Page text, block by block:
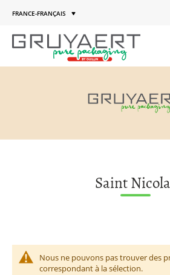
Langue
FRANCE-FRANÇAIS
Saint
Nous ne pouvons pas trouver des
correspondant à la sélection.